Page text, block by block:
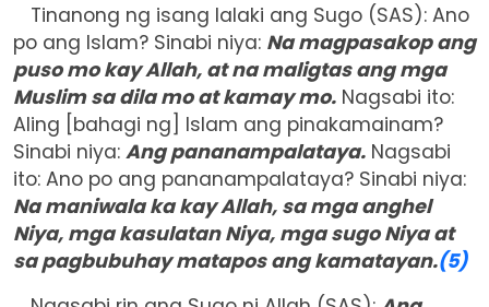
Tinanong ng isang lalaki ang Sugo (SAS): Ano
po ang Islam? Sinabi niya: Na magpasakop ang
puso mo kay Allah, at na maligtas ang mga
Muslim sa dila mo at kamay mo. Nagsabi ito:
Aling [bahagi ng] Islam ang pinakamainam?
Sinabi niya: Ang pananampalataya. Nagsabi
ito: Ano po ang pananampalataya? Sinabi niya:
Na maniwala ka kay Allah, sa mga anghel
Niya, mga kasulatan Niya, mga sugo Niya at
sa pagbubuhay matapos ang kamatayan.(5)